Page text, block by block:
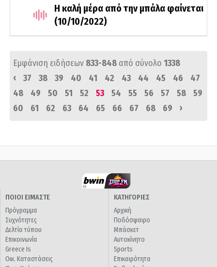
Η καλή μέρα από την μπάλα φαίνεται
(10/10/2022)
Εμφάνιση ειδήσεων 833-848 από σύνολο 1338
‹
37 38 39 40 41 42 43 44 45 46
47
48
49 50 51 52 53 54 55 56 57 58
59
60
61 62 63 64 65 66 67 68 69 ›
ΠΟΙΟΙ ΕΙΜΑΣΤΕ
Πρόγραμμα
Συχνότητες
Δελτία τύπου
Επικοινωνία
Greece Is
Οικ. Καταστάσεις
ΚΑΤΗΓΟΡΙΕΣ
Αρχική
Ποδόσφαιρο
Μπάσκετ
Αυτοκίνητο
Sports
Επικαιρότητα